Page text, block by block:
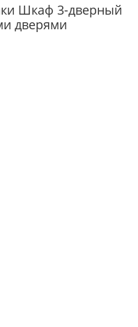
Шкаф 3-дверный
дверями